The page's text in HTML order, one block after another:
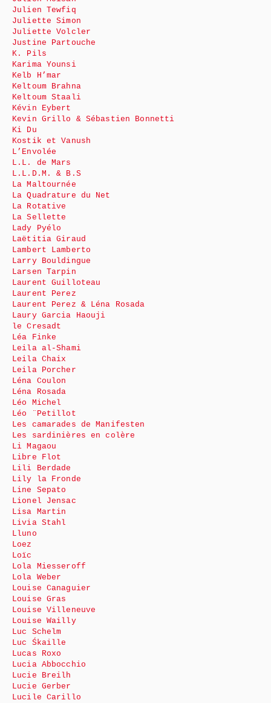
Julien Tewfiq
Juliette Simon
Juliette Volcler
Justine Partouche
K. Pils
Karima Younsi
Kelb H’mar
Keltoum Brahna
Keltoum Staali
Kévin Eybert
Kevin Grillo & Sébastien Bonnetti
Ki Du
Kostik et Vanush
L’Envolée
L.L. de Mars
L.L.D.M. & B.S
La Maltournée
La Quadrature du Net
La Rotative
La Sellette
Lady Pyélo
Laëtitia Giraud
Lambert Lamberto
Larry Bouldingue
Larsen Tarpin
Laurent Guilloteau
Laurent Perez
Laurent Perez & Léna Rosada
Laury Garcia Haouji
le Cresadt
Léa Finke
Leila al-Shami
Leila Chaix
Leila Porcher
Léna Coulon
Léna Rosada
Léo Michel
Léo ¨Petillot
Les camarades de Manifesten
Les sardinières en colère
Li Magaou
Libre Flot
Lili Berdade
Lily la Fronde
Line Sepato
Lionel Jensac
Lisa Martin
Livia Stahl
Lluno
Loez
Loïc
Lola Miesseroff
Lola Weber
Louise Canaguier
Louise Gras
Louise Villeneuve
Louise Wailly
Luc Schelm
Luc Śkaille
Lucas Roxo
Lucia Abbocchio
Lucie Breilh
Lucie Gerber
Lucile Carillo